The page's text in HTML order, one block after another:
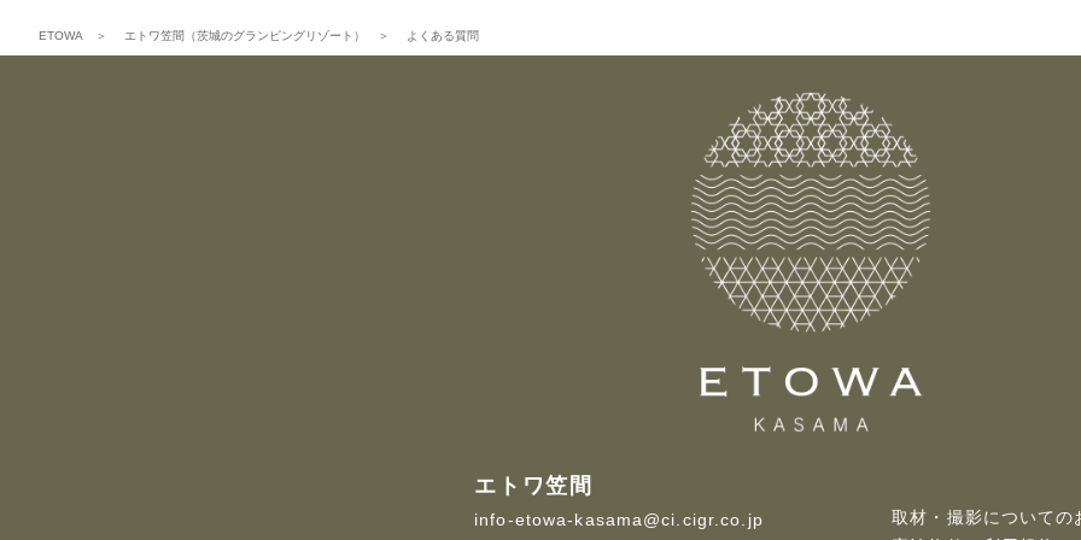
ETOWA ＞ エトワ笠間（茨城のグランピングリゾート） ＞ よくある質問
エトワ笠間
info-etowa-kasama@ci.cigr.co.jp
取材・撮影についての